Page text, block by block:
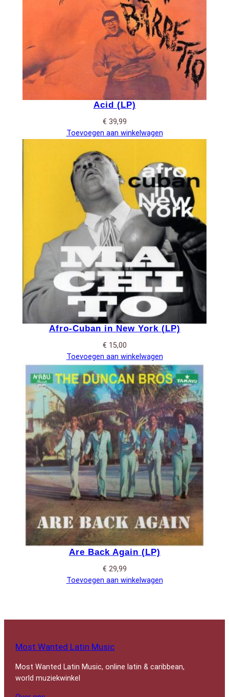
Acid (LP)
€ 39,99
Toevoegen aan winkelwagen
Afro-Cuban in New York (LP)
€ 15,00
Toevoegen aan winkelwagen
Are Back Again (LP)
€ 29,99
Toevoegen aan winkelwagen
Most Wanted Latin Music
Most Wanted Latin Music, online latin & caribbean,
world muziekwinkel